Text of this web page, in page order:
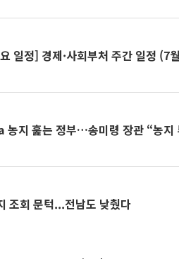
일정] 경제·사회부처 주간 일정 (7
농지 훑는 정부…송미령 장관 “농지
조회 문턱...전남도 낮췄다